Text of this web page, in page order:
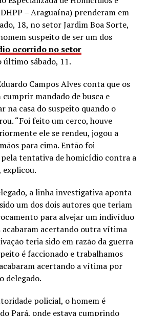
– Araguaína) prenderam em
18, no setor Jardim Boa Sorte,
suspeito de ser um dos
ocorrido no setor
último sábado, 11.
Campos Alves conta que os
mandado de busca e
na casa do suspeito quando o
“Foi feito um cerco, houve
ele se rendeu, jogou a
para cima. Então foi
tentativa de homicídio contra a
explicou.
a linha investigativa aponta
um dos dois autores que teriam
para alvejar um indivíduo
acabaram acertando outra vítima
teria sido em razão da guerra
é faccionado e trabalhamos
acertando a vítima por
delegado.
policial, o homem é
Pará, onde estava cumprindo